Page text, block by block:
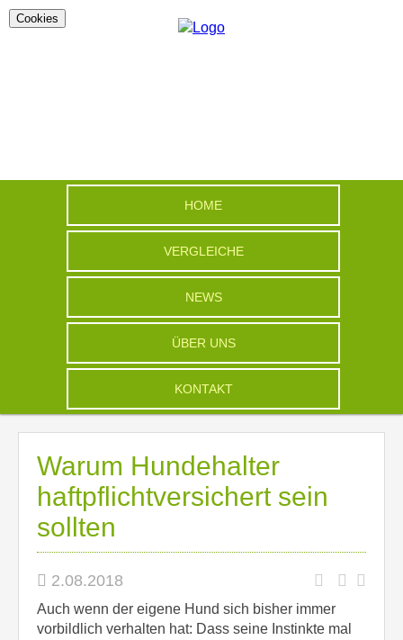
HOME
VERGLEICHE
NEWS
ÜBER UNS
KONTAKT
Warum Hundehalter
haftpflichtversichert sein
sollten
2.08.2018
Auch wenn der eigene Hund sich bisher immer
vorbildlich verhalten hat: Dass seine Instinkte mal
Cookies